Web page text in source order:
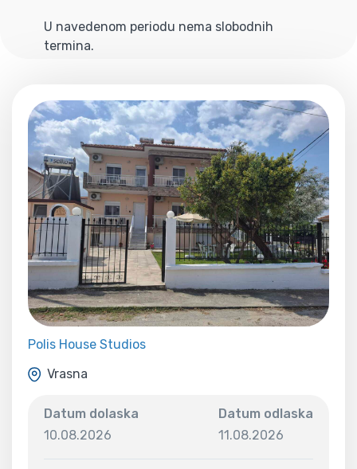
U navedenom periodu nema slobodnih
termina.
Polis House Studios
Vrasna
Datum dolaska
10.08.2026
Datum odlaska
11.08.2026